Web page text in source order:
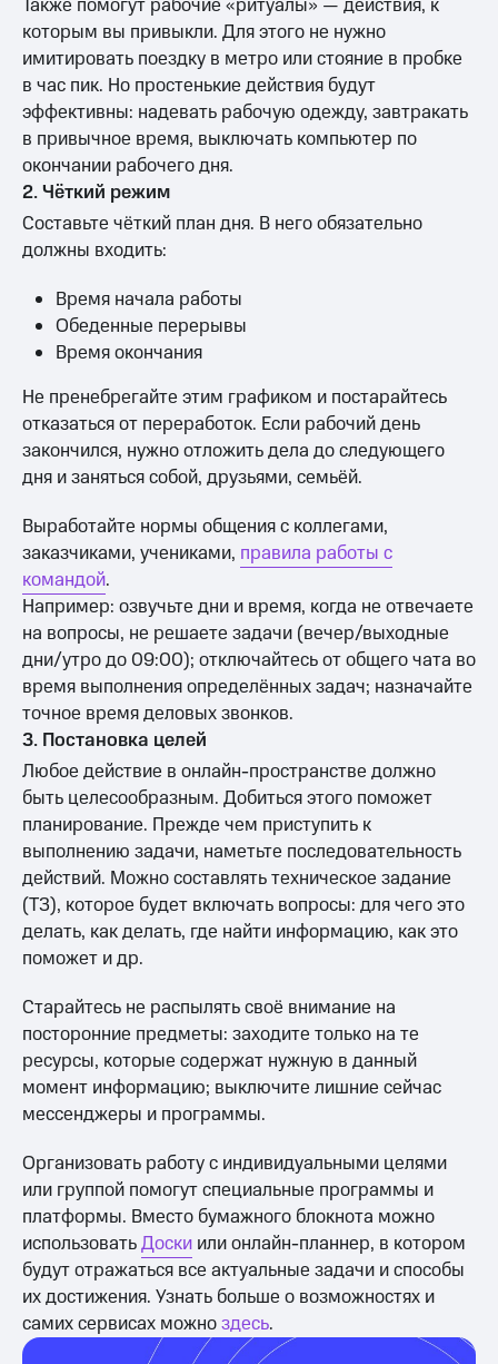
которым вы привыкли. Для этого не нужно
имитировать поездку в метро или стояние в пробке
в час пик. Но простенькие действия будут
эффективны: надевать рабочую одежду, завтракать
в привычное время, выключать компьютер по
окончании рабочего дня.
2. Чёткий режим
Составьте чёткий план дня. В него обязательно
должны входить:
Время начала работы
Обеденные перерывы
Время окончания
Не пренебрегайте этим графиком и постарайтесь
отказаться от переработок. Если рабочий день
закончился, нужно отложить дела до следующего
дня и заняться собой, друзьями, семьёй.
Выработайте нормы общения с коллегами,
заказчиками, учениками, правила работы с
командой.
Например: озвучьте дни и время, когда не отвечаете
на вопросы, не решаете задачи (вечер/выходные
дни/утро до 09:00); отключайтесь от общего чата во
время выполнения определённых задач; назначайте
точное время деловых звонков.
3. Постановка целей
Любое действие в онлайн-пространстве должно
быть целесообразным. Добиться этого поможет
планирование. Прежде чем приступить к
выполнению задачи, наметьте последовательность
действий. Можно составлять техническое задание
(ТЗ), которое будет включать вопросы: для чего это
делать, как делать, где найти информацию, как это
поможет и др.
Старайтесь не распылять своё внимание на
посторонние предметы: заходите только на те
ресурсы, которые содержат нужную в данный
момент информацию; выключите лишние сейчас
мессенджеры и программы.
Организовать работу с индивидуальными целями
или группой помогут специальные программы и
платформы. Вместо бумажного блокнота можно
использоватьДоски или онлайн-планнер, в котором
будут отражаться все актуальные задачи и способы
их достижения. Узнать больше о возможностях и
самих сервисах можноздесь.